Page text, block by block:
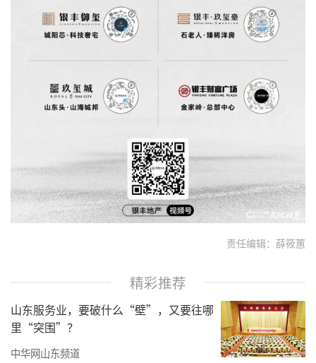
责任编辑：薛筱蕙
精彩推荐
山东服务业，要破什么“壁”，又要往哪
里“突围”？
中华网山东频道